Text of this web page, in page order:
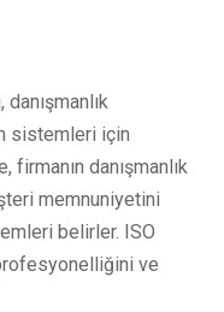
sistemleri için
danışmanlık
memnuniyetini
belirler. ISO
ve